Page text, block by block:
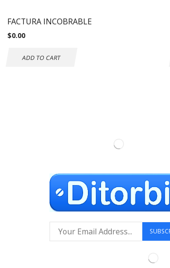
FACTURA INCOBRABLE
$0.00
ADD TO CART